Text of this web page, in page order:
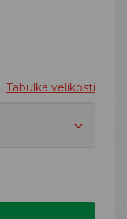
Tabulka velikostí